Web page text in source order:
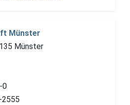
Münster
Münster
0